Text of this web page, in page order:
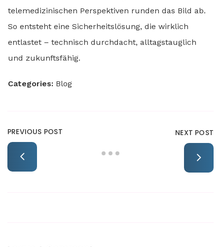
telemedizinischen Perspektiven runden das Bild ab.
So entsteht eine Sicherheitslösung, die wirklich
entlastet – technisch durchdacht, alltagstauglich
und zukunftsfähig.
Categories: Blog
PREVIOUS POST NEXT POST